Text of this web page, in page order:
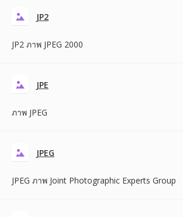
JP2
JP2 ภาพ JPEG 2000
JPE
ภาพ JPEG
JPEG
JPEG ภาพ Joint Photographic Experts Group